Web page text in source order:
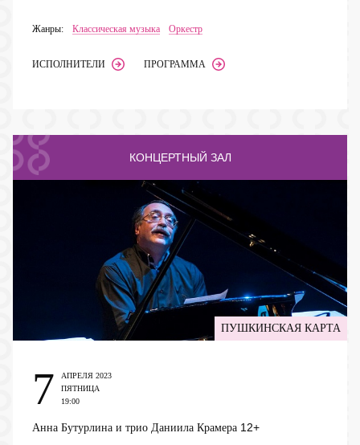
Жанры: Классическая музыка Оркестр
ИСПОЛНИТЕЛИ ПРОГРАММА
КОНЦЕРТНЫЙ ЗАЛ
7
АПРЕЛЯ 2023
ПЯТНИЦА
19:00
Анна Бутурлина и трио Даниила Крамера 12+
ПУШКИНСКАЯ КАРТА